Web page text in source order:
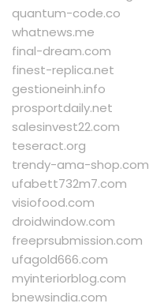
quantum-code.co
whatnews.me
final-dream.com
finest-replica.net
gestioneinh.info
prosportdaily.net
salesinvest22.com
teseract.org
trendy-ama-shop.com
ufabett732m7.com
visiofood.com
droidwindow.com
freeprsubmission.com
ufagold666.com
myinteriorblog.com
bnewsindia.com